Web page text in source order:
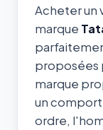
Acheter un
marque
proposées
marque
un
ordre,